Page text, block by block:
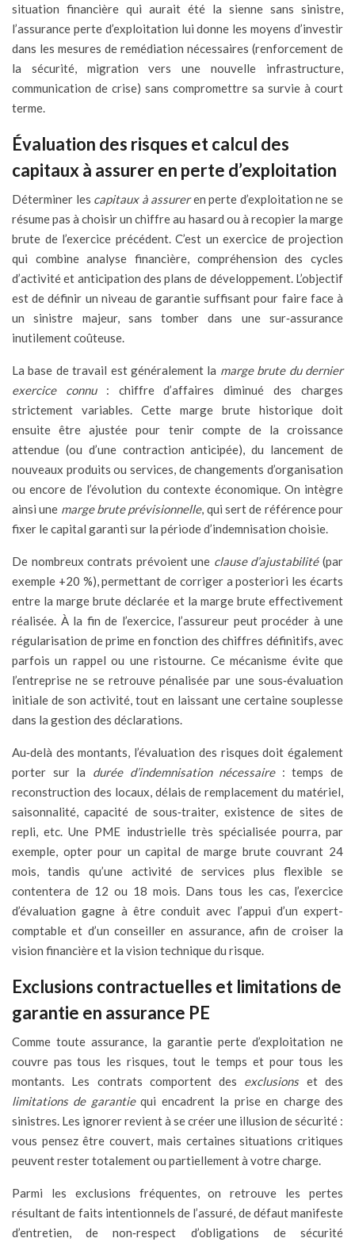
situation financière qui aurait été la sienne sans sinistre,
l’assurance perte d’exploitation lui donne les moyens d’investir
dans les mesures de remédiation nécessaires (renforcement de
la sécurité, migration vers une nouvelle infrastructure,
communication de crise) sans compromettre sa survie à court
terme.
Évaluation des risques et calcul des
capitaux à assurer en perte d’exploitation
Déterminer les capitaux à assureren perte d’exploitation ne se
résume pas à choisir un chiffre au hasard ou à recopier la marge
brute de l’exercice précédent. C’est un exercice de projection
qui combine analyse financière, compréhension des cycles
d’activité et anticipation des plans de développement. L’objectif
est de définir un niveau de garantie suffisant pour faire face à
un sinistre majeur, sans tomber dans une sur‑assurance
inutilement coûteuse.
La base de travail est généralement la marge brute du dernier
exercice connu: chiffre d’affaires diminué des charges
strictement variables. Cette marge brute historique doit
ensuite être ajustée pour tenir compte de la croissance
attendue (ou d’une contraction anticipée), du lancement de
nouveaux produits ou services, de changements d’organisation
ou encore de l’évolution du contexte économique. On intègre
ainsi une marge brute prévisionnelle, qui sert de référence pour
fixer le capital garanti sur la période d’indemnisation choisie.
De nombreux contrats prévoient une clause d’ajustabilité(par
exemple +20 %), permettant de corriger a posteriori les écarts
entre la marge brute déclarée et la marge brute effectivement
réalisée. À la fin de l’exercice, l’assureur peut procéder à une
régularisation de prime en fonction des chiffres définitifs, avec
parfois un rappel ou une ristourne. Ce mécanisme évite que
l’entreprise ne se retrouve pénalisée par une sous‑évaluation
initiale de son activité, tout en laissant une certaine souplesse
dans la gestion des déclarations.
Au‑delà des montants, l’évaluation des risques doit également
porter sur la durée d’indemnisation nécessaire: temps de
reconstruction des locaux, délais de remplacement du matériel,
saisonnalité, capacité de sous‑traiter, existence de sites de
repli, etc. Une PME industrielle très spécialisée pourra, par
exemple, opter pour un capital de marge brute couvrant 24
mois, tandis qu’une activité de services plus flexible se
contentera de 12 ou 18 mois. Dans tous les cas, l’exercice
d’évaluation gagne à être conduit avec l’appui d’un expert-
comptable et d’un conseiller en assurance, afin de croiser la
vision financière et la vision technique du risque.
Exclusions contractuelles et limitations de
garantie en assurance PE
Comme toute assurance, la garantie perte d’exploitation ne
couvre pas tous les risques, tout le temps et pour tous les
montants. Les contrats comportent des exclusionset des
limitations de garantiequi encadrent la prise en charge des
sinistres. Les ignorer revient à se créer une illusion de sécurité :
vous pensez être couvert, mais certaines situations critiques
peuvent rester totalement ou partiellement à votre charge.
Parmi les exclusions fréquentes, on retrouve les pertes
résultant de faits intentionnels de l’assuré, de défaut manifeste
d’entretien, de non‑respect d’obligations de sécurité